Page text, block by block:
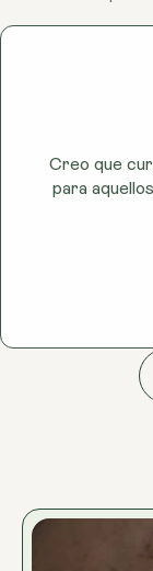
Creo que
para